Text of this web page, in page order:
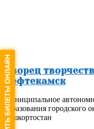
Дворец
Нефтекамск
Муниципальное
образования городского
Башкортостан